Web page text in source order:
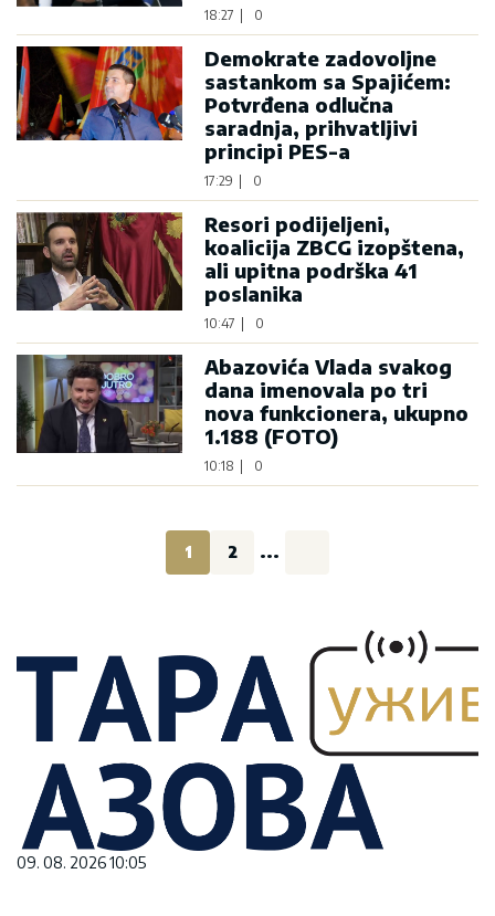
18:27 0
Demokrate zadovoljne
sastankom sa Spajićem:
Potvrđena odlučna
saradnja, prihvatljivi
principi PES-a
17:29 0
Resori podijeljeni,
koalicija ZBCG izopštena,
ali upitna podrška 41
poslanika
10:47 0
Abazovića Vlada svakog
dana imenovala po tri
nova funkcionera, ukupno
1.188 (FOTO)
10:18 0
1 2 ...
09. 08. 2026 10:05